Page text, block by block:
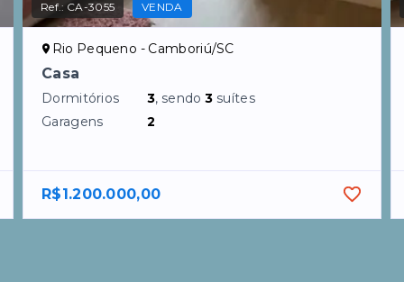
Ref.: CA-3055 VENDA
Rio Pequeno - Camboriú/SC
Casa
Dormitórios 3, sendo3 suítes
Garagens
2
R$1.200.000,00